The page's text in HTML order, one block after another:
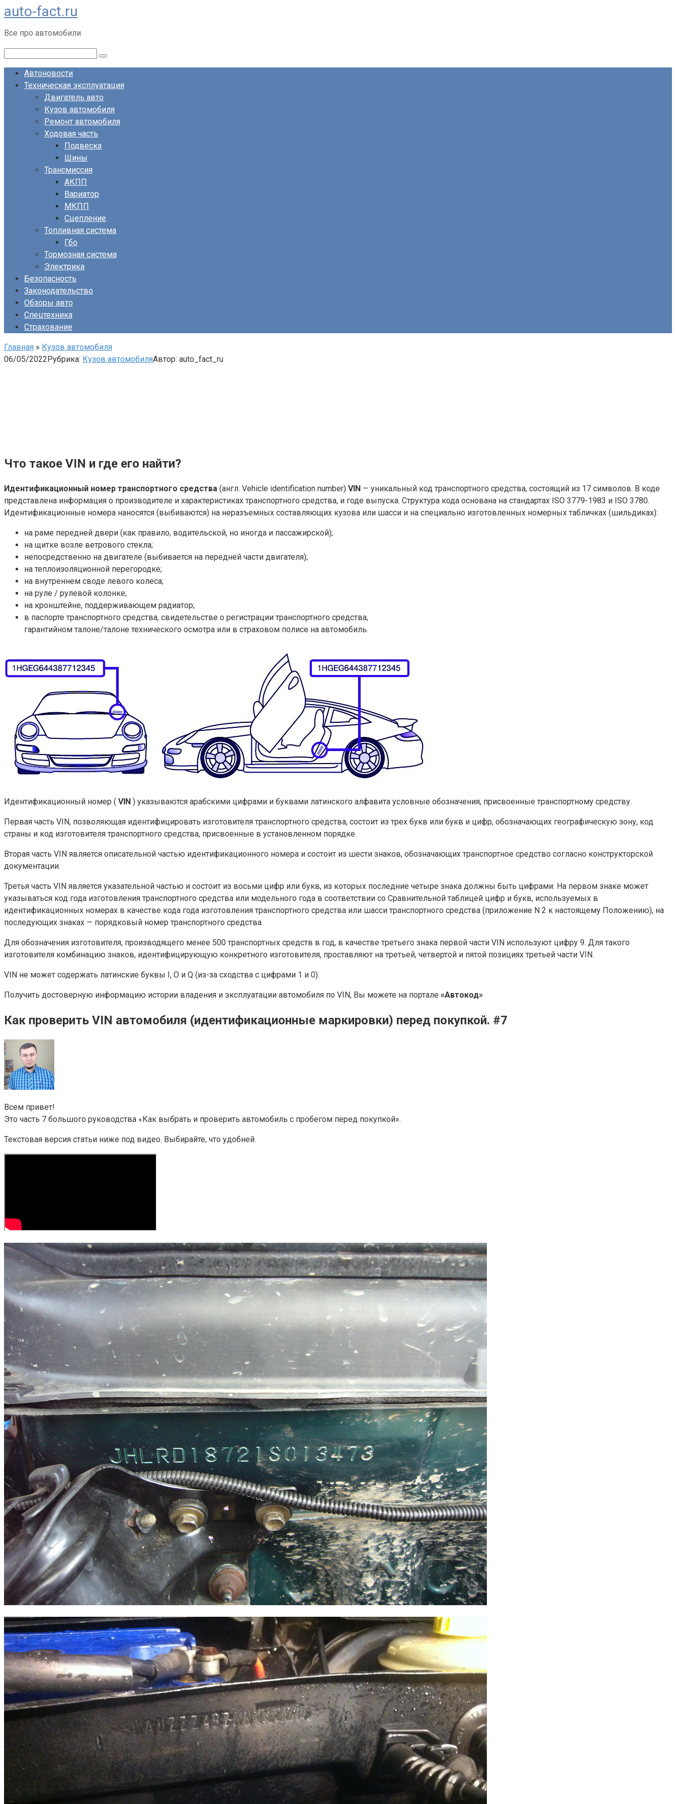
Перейти
к
контенту
auto-fact.ru
Все про автомобили
Автоновости
Техническая эксплуатация
Двигатель авто
Кузов автомобиля
Ремонт автомобиля
Ходовая часть
Подвеска
Шины
Трансмиссия
АКПП
Вариатор
МКПП
Сцепление
Топливная система
Гбо
Тормозная система
Электрика
Безопасность
Законодательство
Обзоры авто
Спецтехника
Страхование
Главная » Кузов автомобиля
06/05/2022Рубрика: Кузов автомобиляАвтор: auto_fact_ru
Что такое VIN и где его найти?
Идентификационный номер транспортного средства (англ. Vehicle identification number) VIN — уникальный код транспортного средства, состоящий из 17 символов. В коде
представлена информация о производителе и характеристиках транспортного средства, и годе выпуска. Структура кода основана на стандартах ISO 3779-1983 и ISO 3780.
Идентификационные номера наносятся (выбиваются) на неразъемных составляющих кузова или шасси и на специально изготовленных номерных табличках (шильдиках):
на раме передней двери (как правило, водительской, но иногда и пассажирской);
на щитке возле ветрового стекла;
непосредственно на двигателе (выбивается на передней части двигателя);
на теплоизоляционной перегородке;
на внутреннем своде левого колеса;
на руле / рулевой колонке;
на кронштейне, поддерживающем радиатор;
в паспорте транспортного средства, свидетельстве о регистрации транспортного средства,
гарантийном талоне/талоне технического осмотра или в страховом полисе на автомобиль.
Идентификационный номер ( VIN ) указываются арабскими цифрами и буквами латинского алфавита условные обозначения, присвоенные транспортному средству.
Первая часть VIN, позволяющая идентифицировать изготовителя транспортного средства, состоит из трех букв или букв и цифр, обозначающих географическую зону, код
страны и код изготовителя транспортного средства, присвоенные в установленном порядке.
Вторая часть VIN является описательной частью идентификационного номера и состоит из шести знаков, обозначающих транспортное средство согласно конструкторской
документации.
Третья часть VIN является указательной частью и состоит из восьми цифр или букв, из которых последние четыре знака должны быть цифрами. На первом знаке может
указываться код года изготовления транспортного средства или модельного года в соответствии со Сравнительной таблицей цифр и букв, используемых в
идентификационных номерах в качестве кода года изготовления транспортного средства или шасси транспортного средства (приложение N 2 к настоящему Положению), на
последующих знаках — порядковый номер транспортного средства.
Для обозначения изготовителя, производящего менее 500 транспортных средств в год, в качестве третьего знака первой части VIN используют цифру 9. Для такого
изготовителя комбинацию знаков, идентифицирующую конкретного изготовителя, проставляют на третьей, четвертой и пятой позициях третьей части VIN.
VIN не может содержать латинские буквы I, O и Q (из-за сходства с цифрами 1 и 0).
Получить достоверную информацию истории владения и эксплуатации автомобиля по VIN, Вы можете на портале «Автокод»
Как проверить VIN автомобиля (идентификационные маркировки) перед покупкой. #7
Всем привет!
Это часть 7 большого руководства «Как выбрать и проверить автомобиль с пробегом перед покупкой».
Текстовая версия статьи ниже под видео. Выбирайте, что удобней.